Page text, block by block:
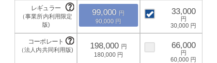
99,000
90,000
33,000
30,000
198,000
180,000
66,000
60,000